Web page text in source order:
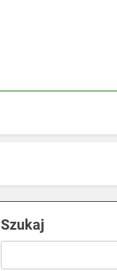
Szukaj